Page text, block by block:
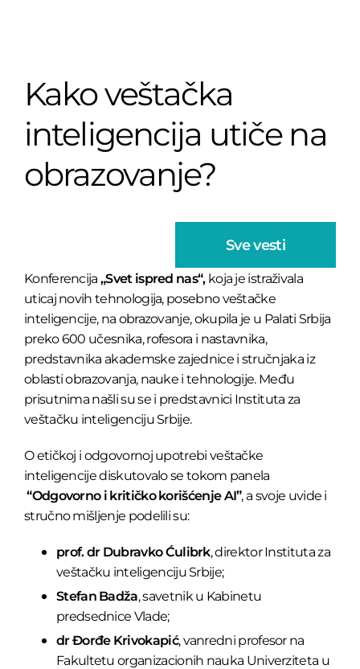
Kako veštačka
inteligencija utiče na
obrazovanje?
Sve vesti
Konferencija„Svet ispred nas“,koja je istraživala
uticaj novih tehnologija, posebno veštačke
inteligencije, na obrazovanje, okupila je u Palati Srbija
preko 600 učesnika, rofesora i nastavnika,
predstavnika akademske zajednice i stručnjaka iz
oblasti obrazovanja, nauke i tehnologije. Među
prisutnima našli su se i predstavnici Instituta za
veštačku inteligenciju Srbije.
O etičkoj i odgovornoj upotrebi veštačke
inteligencije diskutovalo se tokom panela
“Odgovorno i kritičko korišćenje AI”, a svoje uvide i
stručno mišljenje podelili su:
prof. dr Dubravko Ćulibrk, direktor Instituta za
veštačku inteligenciju Srbije;
Stefan Badža, savetnik u Kabinetu
predsednice Vlade;
dr Đorđe Krivokapić, vanredni profesor na
Fakultetu organizacionih nauka Univerziteta u